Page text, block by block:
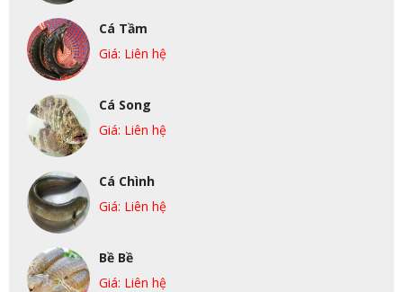
Cá Tầm
Giá: Liên hệ
Cá Song
Giá: Liên hệ
Cá Chình
Giá: Liên hệ
Bề Bề
Giá: Liên hệ